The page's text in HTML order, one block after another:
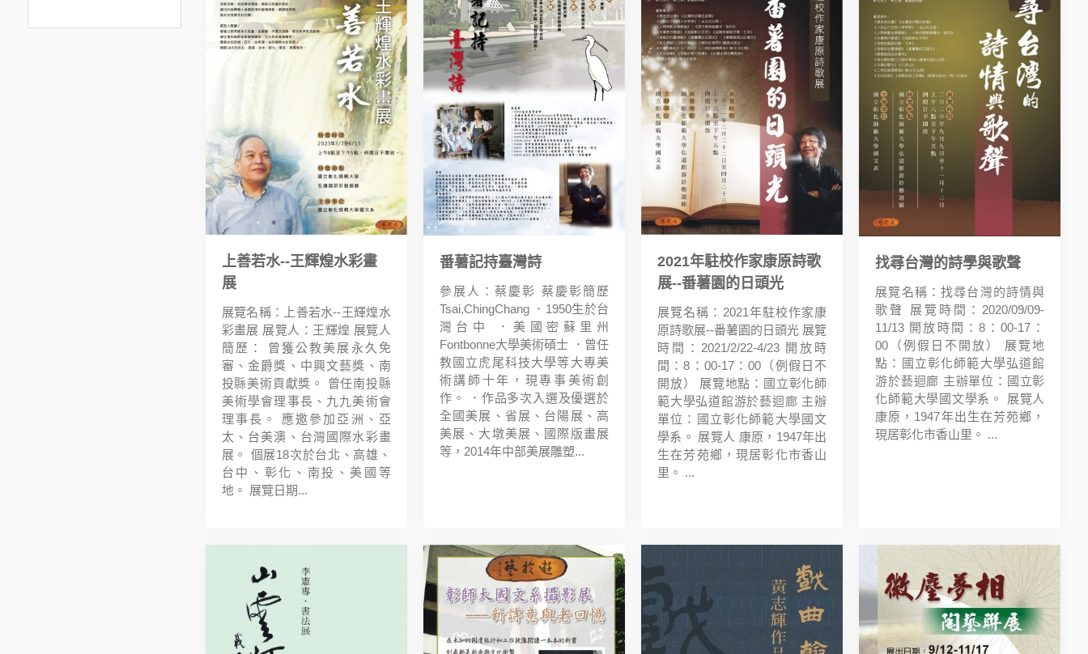
上善若水--王輝煌水彩畫
展
展覽名稱：上善若水--王輝煌水
彩畫展 展覽人：王輝煌 展覽人
簡歷： 曾獲公教美展永久免
審、金爵獎、中興文藝獎、南
投縣美術貢獻獎。 曾任南投縣
美術學會理事長、九九美術會
理事長。 應邀參加亞洲、亞
太、台美澳、台灣國際水彩畫
展。 個展18次於台北、高雄、
台中、彰化、南投、美國等
地。 展覽日期...
番薯記持臺灣詩
參展人：蔡慶彰 蔡慶彰簡歷
Tsai,ChingChang ．1950生於台
灣台中 ．美國密蘇里州
Fontbonne大學美術碩士 ．曾任
教國立虎尾科技大學等大專美
術講師十年，現專事美術創
作。 ．作品多次入選及優選於
全國美展、省展、台陽展、高
美展、大墩美展、國際版畫展
等，2014年中部美展雕塑...
2021年駐校作家康原詩歌
展--番薯園的日頭光
展覽名稱：2021年駐校作家康
原詩歌展--番薯園的日頭光 展覽
時間：2021/2/22-4/23 開放時
間：8：00-17：00（例假日不
開放） 展覽地點：國立彰化師
範大學弘道館游於藝迴廊 主辦
單位：國立彰化師範大學國文
學系。 展覽人 康原，1947年出
生在芳苑鄉，現居彰化市香山
里。 ...
找尋台灣的詩學與歌聲
展覽名稱：找尋台灣的詩情與
歌聲 展覽時間：2020/09/09-
11/13 開放時間：8：00-17：
00（例假日不開放） 展覽地
點：國立彰化師範大學弘道館
游於藝迴廊 主辦單位：國立彰
化師範大學國文學系。 展覽人
康原，1947年出生在芳苑鄉，
現居彰化市香山里。 ...